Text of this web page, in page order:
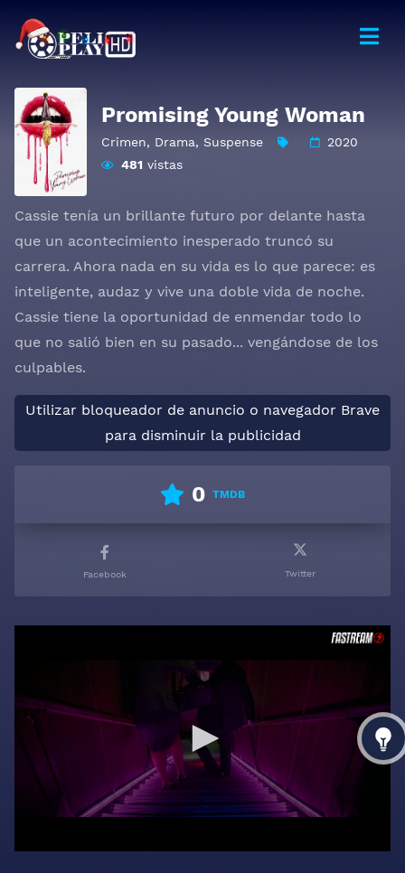
Promising Young Woman
Crimen, Drama, Suspense
2020
481 vistas
Cassie tenía un brillante futuro por delante hasta
que un acontecimiento inesperado truncó su
carrera. Ahora nada en su vida es lo que parece: es
inteligente, audaz y vive una doble vida de noche.
Cassie tiene la oportunidad de enmendar todo lo
que no salió bien en su pasado... vengándose de los
culpables.
Utilizar bloqueador de anuncio o navegador Brave
para disminuir la publicidad
0 TMDB
Facebook Twitter